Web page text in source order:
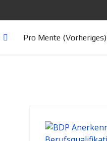
Pro Mente (Vorheriges)